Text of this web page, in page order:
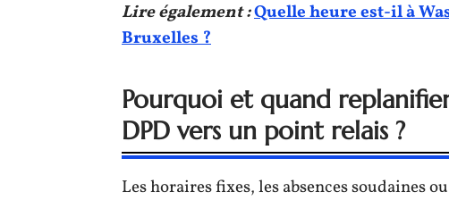
Lire également :Quelle heure est-il à
Bruxelles ?
Pourquoi et quand
DPD vers un point relais ?
Les horaires fixes, les absences soudaines